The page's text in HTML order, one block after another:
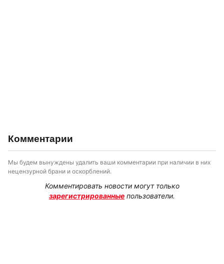
Комментарии
Мы будем вынуждены удалить ваши комментарии при наличии в них
нецензурной брани и оскорблений.
Комментировать новости могут только
зарегистрированные пользователи.